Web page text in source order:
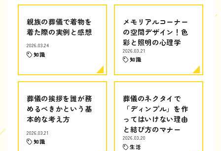
親族の葬儀で着物を
着た際の実例と感想
2026.03.24
知識
メモリアルコーナー
の空間デザイン！色
彩と照明の心理学
2026.03.21
知識
葬儀の挨拶を誰が務
めるべきかという基
本的な考え方
2026.03.21
知識
葬儀のネクタイで
「ディンプル」を作
ってはいけない理由
と結び方のマナー
2026.03.20
生活